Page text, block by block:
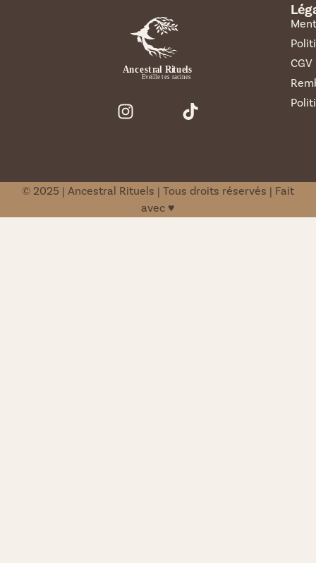
CGV
© 2025 | Ancestral Rituels | Tous droits réservés | Fait
avec ♥